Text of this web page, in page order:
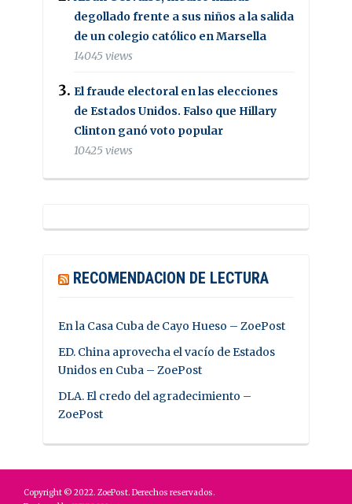
degollado frente a sus niños a la salida
de un colegio católico en Marsella
14045 views
El fraude electoral en las elecciones
de Estados Unidos. Falso que Hillary
Clinton ganó voto popular
10425 views
RECOMENDACION DE LECTURA
En la Casa Cuba de Cayo Hueso – ZoePost
ED. China aprovecha el vacío de Estados
Unidos en Cuba – ZoePost
DLA. El credo del agradecimiento –
ZoePost
Copyright © 2022. ZoePost. Derechos reservados.